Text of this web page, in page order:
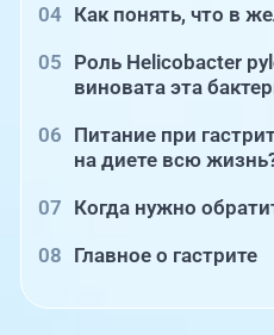
Как понять, что в
Роль Helicobacter
виновата эта
Питание при
на диете всю
Когда нужно
Главное о гастрите